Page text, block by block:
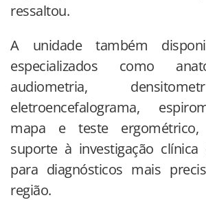
ressaltou.
A unidade também
especializados como
audiometria,
eletroencefalograma,
mapa e teste
suporte à investigação
para diagnósticos mais
região.